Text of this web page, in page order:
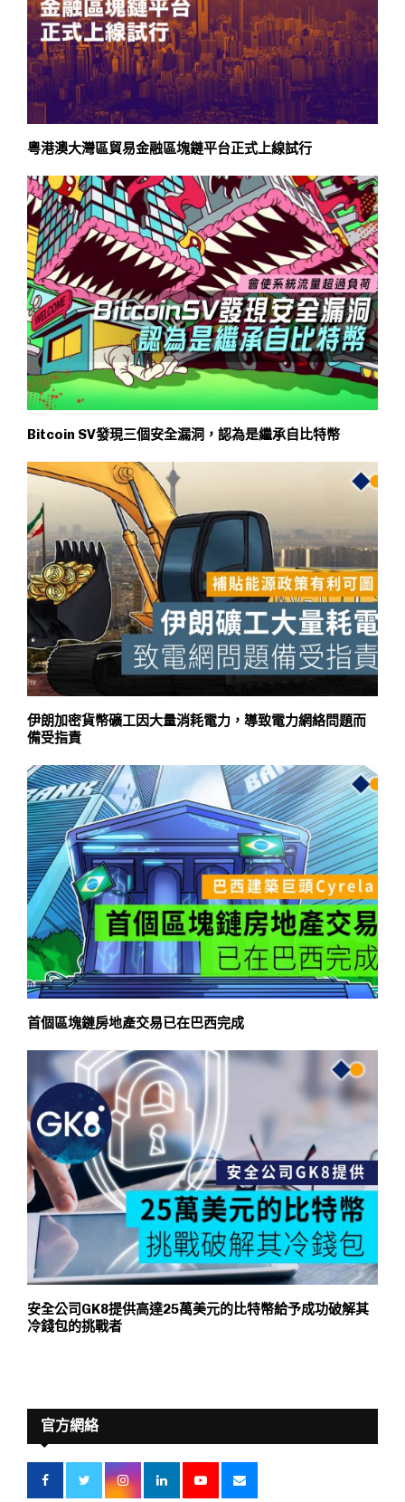
粵港澳大灣區貿易金融區塊鏈平台正式上線試行
Bitcoin SV發現三個安全漏洞，認為是繼承自比特幣
伊朗加密貨幣礦工因大量消耗電力，導致電力網絡問題而
備受指責
首個區塊鏈房地產交易已在巴西完成
安全公司GK8提供高達25萬美元的比特幣給予成功破解其
冷錢包的挑戰者
官方網絡